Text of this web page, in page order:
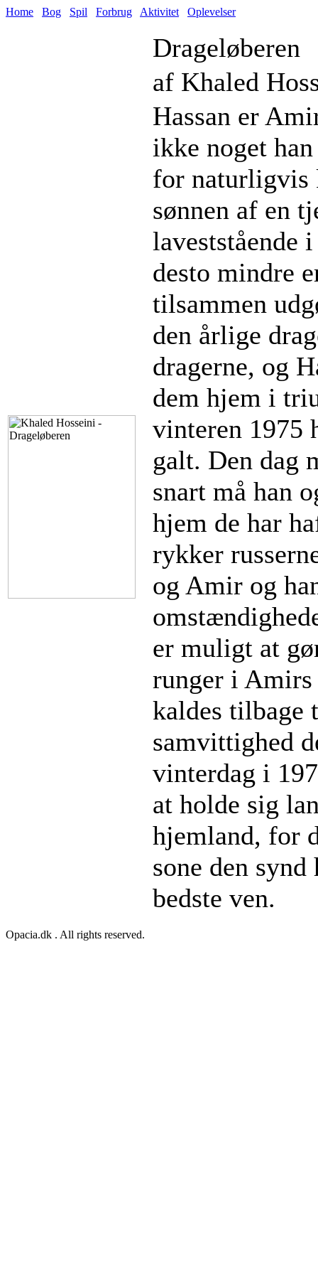
Home Bog Spil Forbrug Aktivitet Oplevelser
Drageløberen
af Khaled
Hassan er
ikke noget
for naturligvis
sønnen af en
desto mindre
tilsammen
den årlige
dragerne, og
dem hjem i
vinteren 1975
galt. Den dag
snart må han
hjem de har
rykker
og Amir og
er muligt at
runger i Amirs
kaldes tilbage
samvittighed
vinterdag i
at holde sig
hjemland, for
sone den
bedste ven.
Opacia.dk . All rights reserved.